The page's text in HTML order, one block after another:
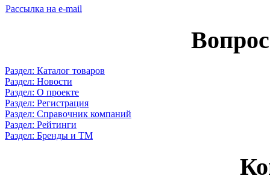
Рассылка на e-mail
Раздел: Каталог товаров
Раздел: Новости
Раздел: О проекте
Раздел: Регистрация
Раздел: Справочник компаний
Раздел: Рейтинги
Раздел: Бренды и ТМ